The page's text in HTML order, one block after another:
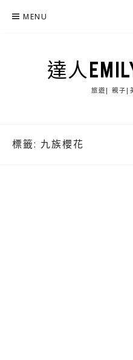
MENU
達人
旅遊| 親子|
標籤: 九族櫻花